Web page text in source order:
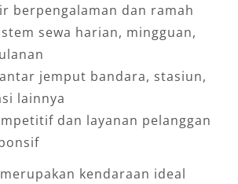
berpengalaman dan ramah
sewa harian, mingguan,
jemput bandara, stasiun,
lainnya
dan layanan pelanggan
kendaraan ideal